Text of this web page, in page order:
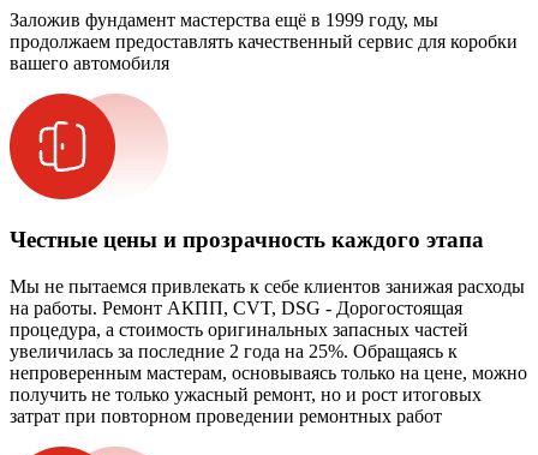
Заложив фундамент мастерства ещё в 1999 году, мы
продолжаем предоставлять качественный сервис для коробки
вашего автомобиля
Честные цены и прозрачность каждого этапа
Мы не пытаемся привлекать к себе клиентов занижая расходы
на работы. Ремонт АКПП, CVT, DSG - Дорогостоящая
процедура, а стоимость оригинальных запасных частей
увеличилась за последние 2 года на 25%. Обращаясь к
непроверенным мастерам, основываясь только на цене, можно
получить не только ужасный ремонт, но и рост итоговых
затрат при повторном проведении ремонтных работ